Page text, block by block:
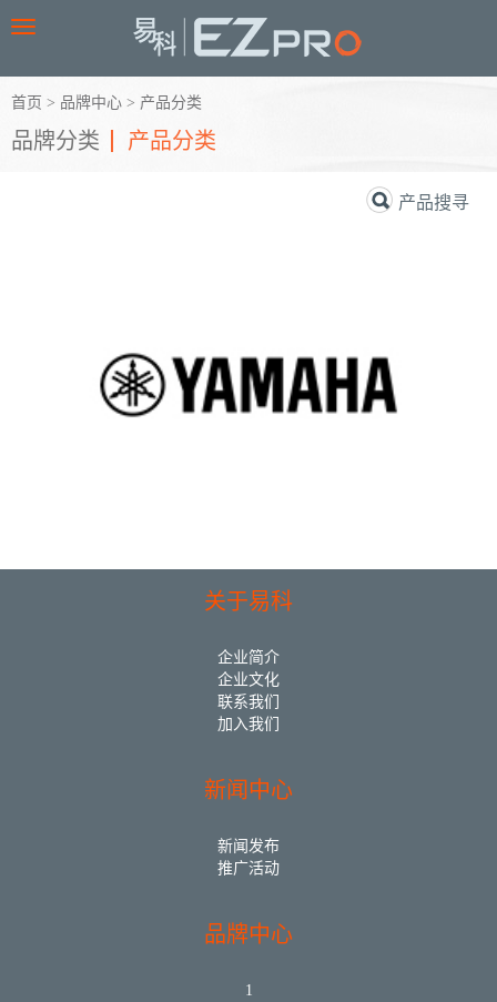
Toggle
首页 > 品牌中心 > 产品分类
品牌分类 产品分类
产品搜寻
关于易科
企业简介
企业文化
联系我们
加入我们
新闻中心
新闻发布
推广活动
品牌中心
1